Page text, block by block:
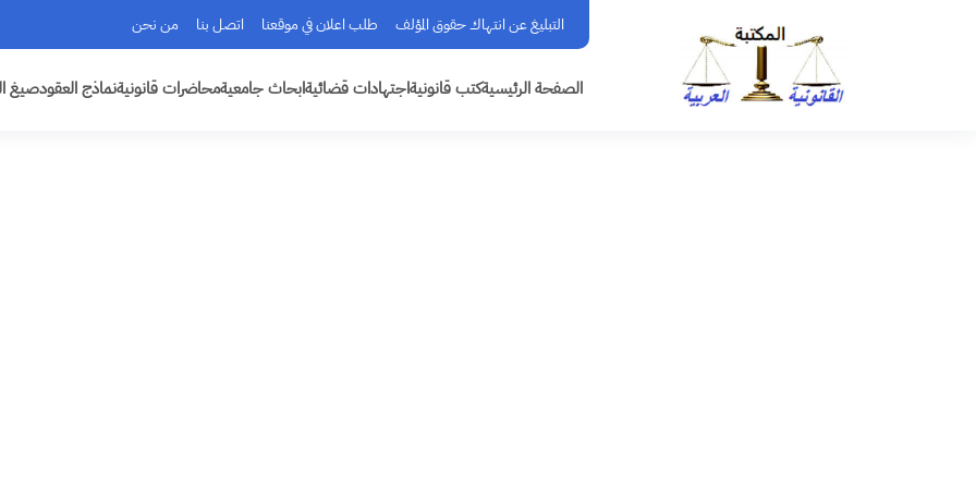
التبليغ عن انتهاك حقوق المؤلف طلب اعلان في موقعنا اتصل بنا من نحن
الصفحة الرئيسيةكتب قانونيةاجتهادات قضائيةابحاث جامعيةمحاضرات قانونيةنماذج العقودصيغ